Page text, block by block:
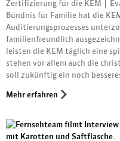
Zertifizierung für die KEM │
Bündnis für Familie hat die
Auditierungsprozesses
familienfreundlich
leisten die KEM täglich eine
stehen vor allem auch die
soll zukünftig ein noch
Mehr erfahren